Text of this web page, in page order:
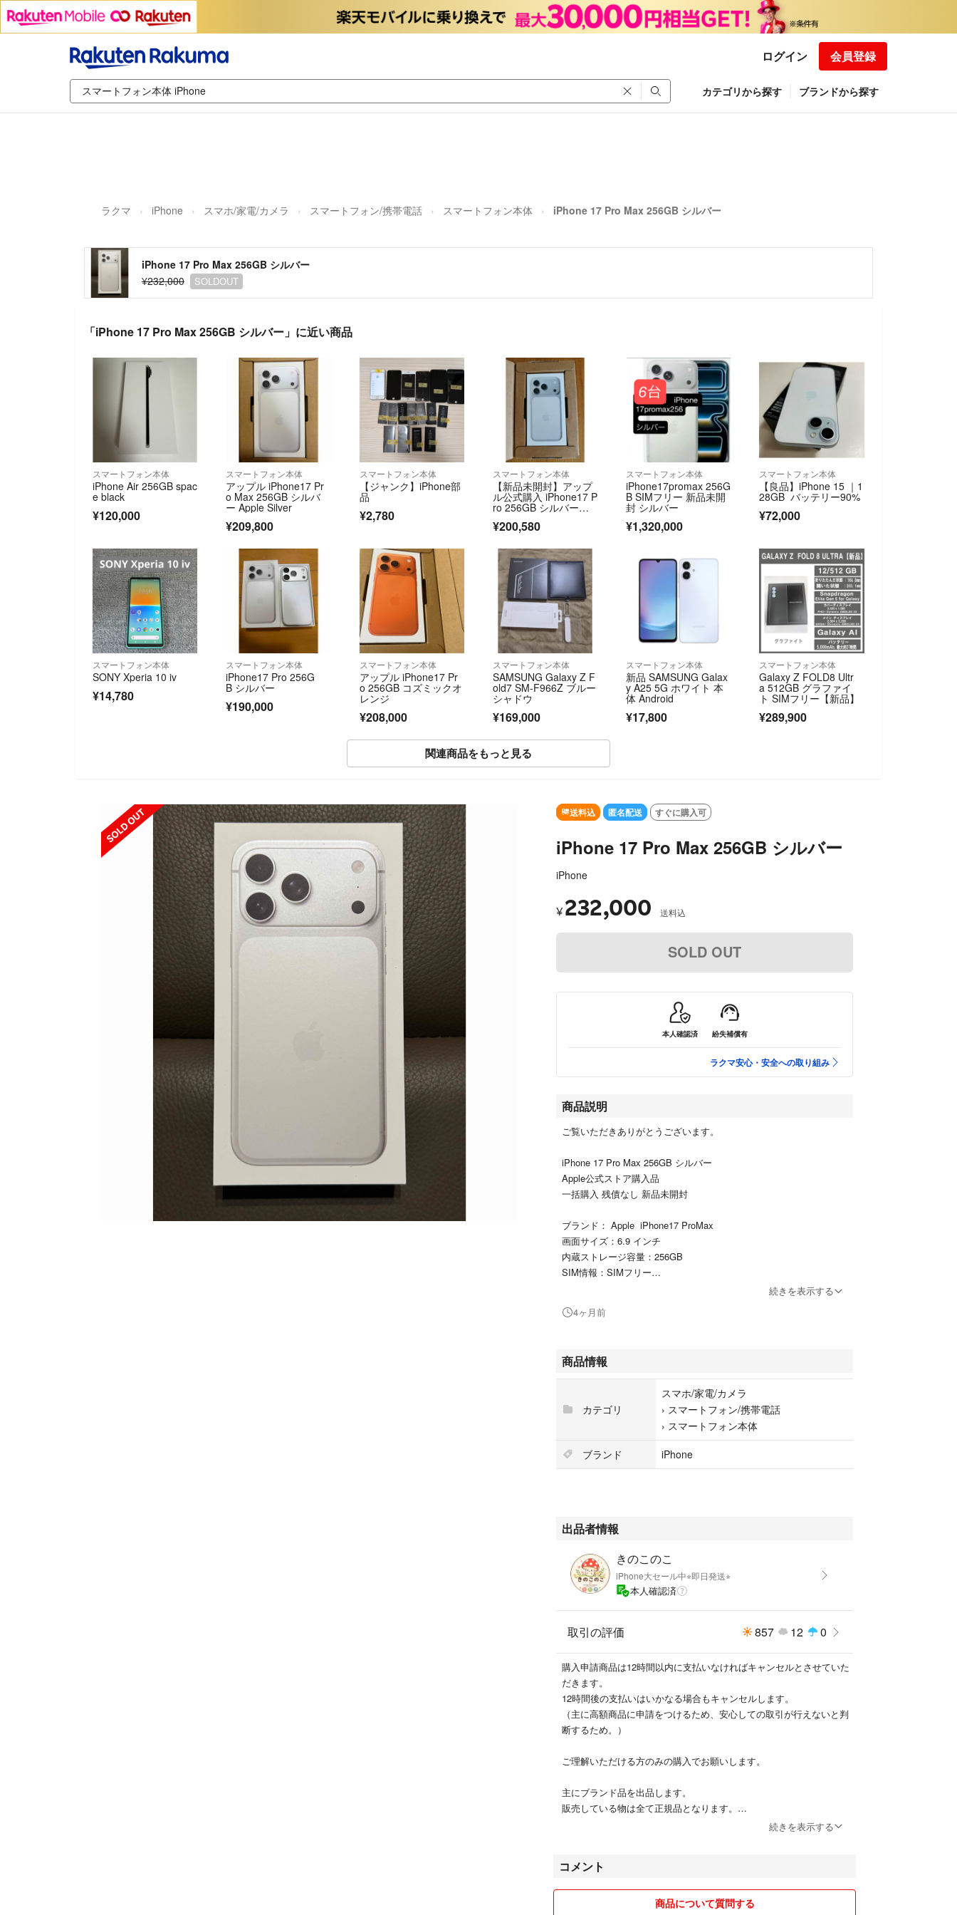
ログイン 会員登録
カテゴリから探す ブランドから探す
ラクマ iPhone スマホ/家電/カメラ スマートフォン/携帯電話 スマートフォン本体 iPhone 17 Pro Max 256GB シルバー
iPhone 17 Pro Max 256GB シルバー
¥232,000
SOLDOUT
「iPhone 17 Pro Max 256GB シルバー」に近い商品
スマートフォン本体
iPhone Air 256GB spac
e black
¥120,000
スマートフォン本体
アップル iPhone17 Pr
o Max 256GB シルバ
ー Apple Silver
¥209,800
スマートフォン本体
【ジャンク】iPhone部
品
¥2,780
スマートフォン本体
【新品未開封】アップ
ル公式購入 iPhone17 P
ro 256GB シルバー当
¥200,580
スマートフォン本体
iPhone17promax 256G
B SIMフリー 新品未開
封 シルバー
¥1,320,000
スマートフォン本体
【良品】iPhone 15 ｜1
28GB バッテリー90%
¥72,000
スマートフォン本体
SONY Xperia 10 iv
¥14,780
スマートフォン本体
iPhone17 Pro 256G
B シルバー
¥190,000
スマートフォン本体
アップル iPhone17 Pr
o 256GB コズミックオ
レンジ
¥208,000
スマートフォン本体
SAMSUNG Galaxy Z F
old7 SM-F966Z ブルー
シャドウ
¥169,000
スマートフォン本体
新品 SAMSUNG Galax
y A25 5G ホワイト 本
体 Android
¥17,800
スマートフォン本体
Galaxy Z FOLD8 Ultr
a 512GB グラファイ
ト SIMフリー【新品】
¥289,900
関連商品をもっと見る
SOLD OUT 送料込 匿名配送 すぐに購入可
iPhone 17 Pro Max 256GB シルバー
iPhone
¥ 232,000 送料込
SOLD OUT
本人確認済 紛失補償有
ラクマ安心・安全への取り組み
商品説明
ご覧いただきありがとうございます。
iPhone 17 Pro Max 256GB シルバー
Apple公式ストア購入品
一括購入 残債なし 新品未開封
ブランド： Apple iPhone17 ProMax
画面サイズ：6.9 インチ
内蔵ストレージ容量：256GB
SIM情報：SIMフリー
スマートフォン特徴：耐水、防水機能 ワイヤレス充電 GPS機能
Apple Pay：対応
色：シルバー
すり替え防止の為、返品交換不可。
初期不良等ございましたらAppleまでお問い合わせ下さい。
続きを表示する
4ヶ月前
商品情報
カテゴリ
スマホ/家電/カメラ
› スマートフォン/携帯電話
› スマートフォン本体
ブランド
iPhone
出品者情報
きのこのこ
iPhone大セール中⭐︎即日発送⭐︎
本人確認済
取引の評価 857 12 0
購入申請商品は12時間以内に支払いなければキャンセルとさせていた
だきます。
12時間後の支払いはいかなる場合もキャンセルします。
（主に高額商品に申請をつけるため、安心しての取引が行えないと判
断するため。）
ご理解いただける方のみの購入でお願いします。
主にブランド品を出品します。
販売している物は全て正規品となります。
います。
①無言購入OKとなります。
続きを表示する
コメント
商品について質問する